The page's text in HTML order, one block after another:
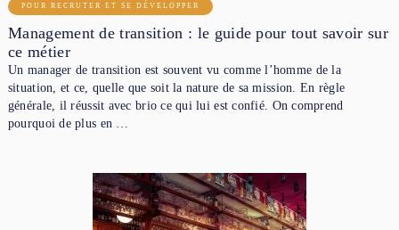
POUR RECRUTER ET SE DÉVELOPPER
Management de transition : le guide pour tout savoir sur
ce métier
Un manager de transition est souvent vu comme l’homme de la
situation, et ce, quelle que soit la nature de sa mission. En règle
générale, il réussit avec brio ce qui lui est confié. On comprend
pourquoi de plus en …